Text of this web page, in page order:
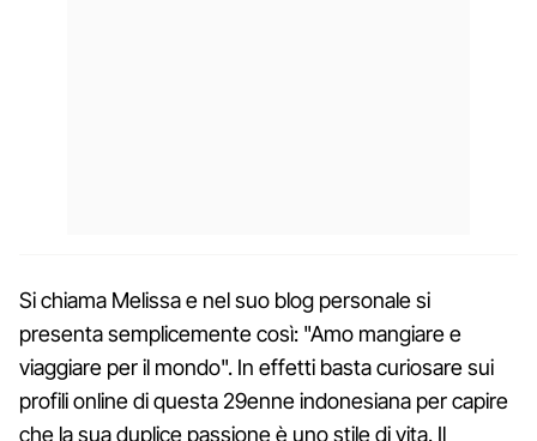
Si chiama Melissa e nel suo blog personale si
presenta semplicemente così: "Amo mangiare e
viaggiare per il mondo". In effetti basta curiosare sui
profili online di questa 29enne indonesiana per capire
che la sua duplice passione è uno stile di vita. Il